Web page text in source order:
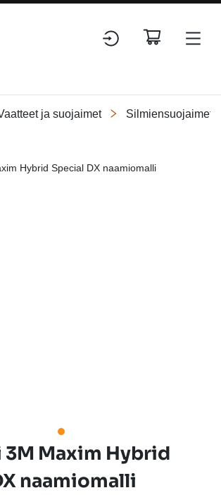
ja suojaimet Silmiensuojaimet
3M Maxim Hybrid
naamiomalli